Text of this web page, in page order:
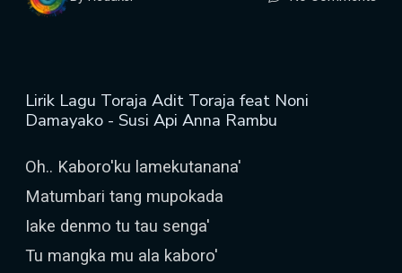
Lirik Lagu Toraja Adit Toraja feat Noni
Damayako - Susi Api Anna Rambu
Oh.. Kaboro'ku lamekutanana'
Matumbari tang mupokada
Iake denmo tu tau senga'
Tu mangka mu ala kaboro'